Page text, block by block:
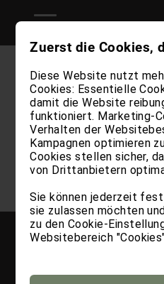
RESERVIEREN
Wir freuen uns
willkommen zu
unvergesslichen
Zuerst die Cookies,
Diese Website nutzt
Cookies: Essentielle
damit die Website
funktioniert. Marketing-
Verhalten der
Kampagnen optimieren
Cookies stellen sicher,
von Drittanbietern
Sie können jederzeit
sie zulassen möchten
zu den Cookie-
Websitebereich